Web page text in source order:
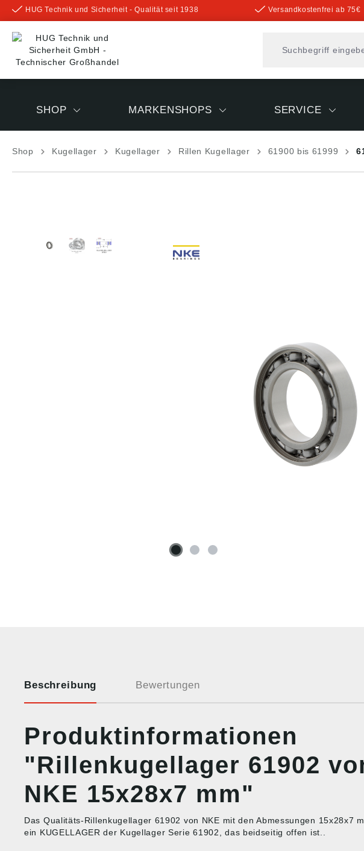
springen
HUG Technik und Sicherheit - Qualität seit 1938 Versandkostenfrei ab 75€
SHOP MARKENSHOPS SERVICE
Shop Kugellager Kugellager Rillen Kugellager 61900 bis 61999
Beschreibung Bewertungen
Produktinformationen
"Rillenkugellager 61902
NKE 15x28x7 mm"
Das Qualitäts-Rillenkugellager 61902 von NKE mit den Abmessungen 15x28x7
ein KUGELLAGER der Kugellager Serie 61902, das beidseitig offen ist..